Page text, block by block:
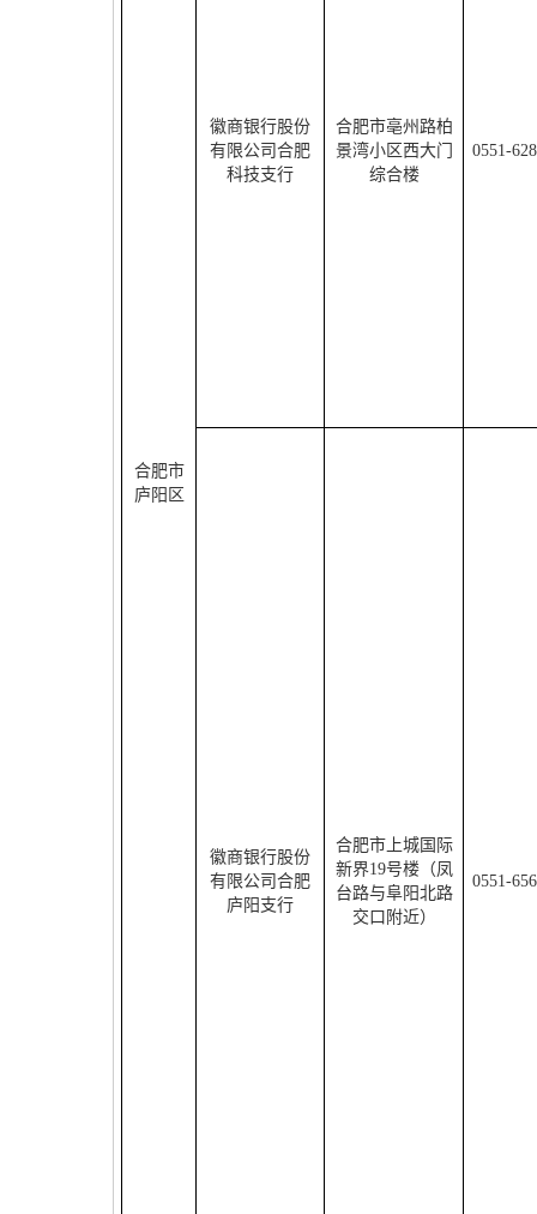
合肥市
庐阳区
徽商银行股份
有限公司合肥
科技支行
合肥市亳州路柏
景湾小区西大门
综合楼
0551-
徽商银行股份
有限公司合肥
庐阳支行
合肥市上城国际
新界19号楼（凤
台路与阜阳北路
交口附近）
0551-